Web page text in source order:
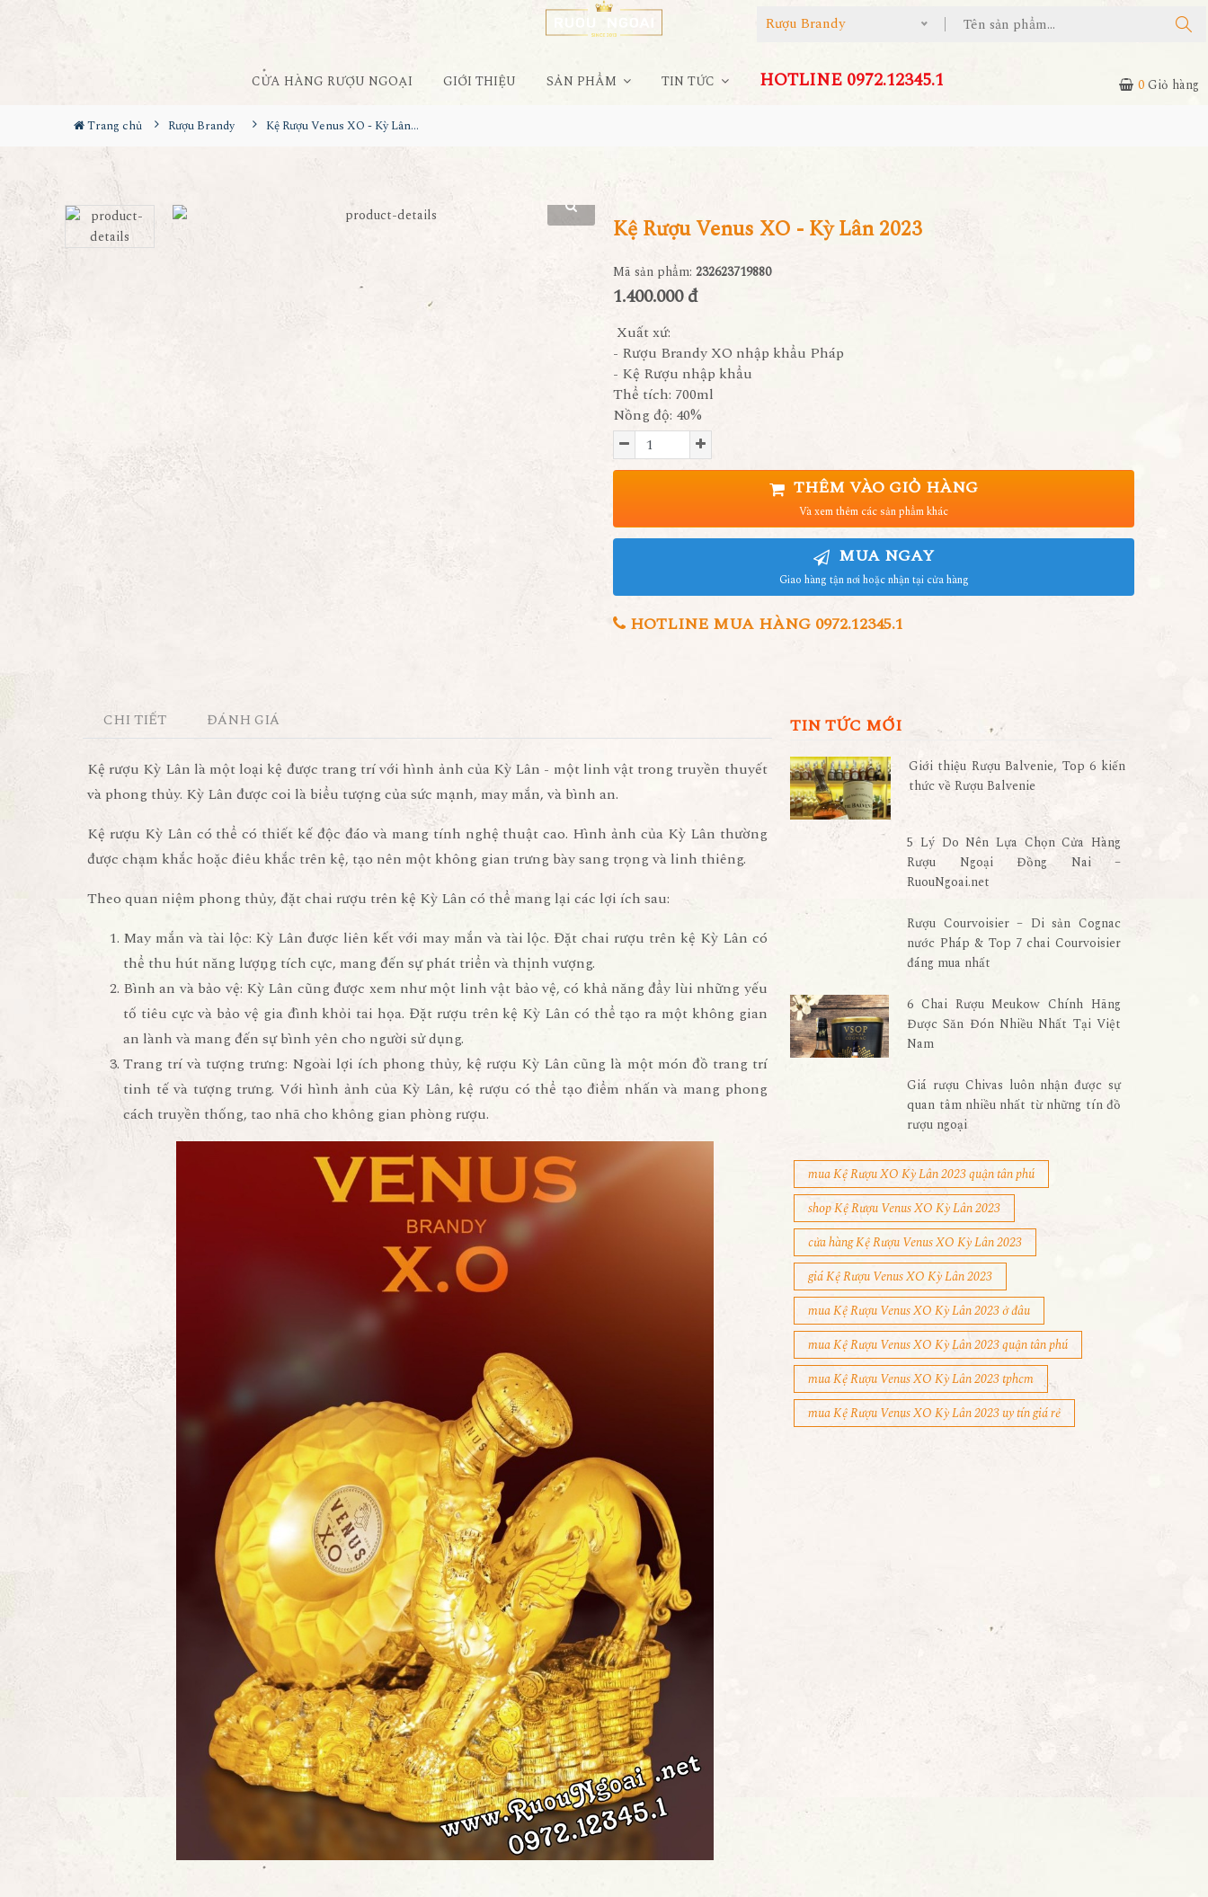
Rượu Brandy
CỬA HÀNG RƯỢU NGOẠI GIỚI THIỆU SẢN PHẨM TIN TỨC HOTLINE 0972.12345.1 0Giỏ hàng
Trang chủ Rượu Brandy Kệ Rượu Venus XO - Kỳ Lân 2023
Kệ Rượu Venus XO - Kỳ Lân 2023
Mã sản phẩm: 232623719880
1.400.000 đ
Xuất xứ:
- Rượu Brandy XO nhập khẩu Pháp
- Kệ Rượu nhập khẩu
Thể tích: 700ml
Nồng độ: 40%
THÊM VÀO GIỎ HÀNG
Và xem thêm các sản phẩm khác
MUA NGAY
Giao hàng tận nơi hoặc nhận tại cửa hàng
HOTLINE MUA HÀNG 0972.12345.1
CHI TIẾT ĐÁNH GIÁ
Kệ rượu Kỳ Lân là một loại kệ được trang trí với hình ảnh của Kỳ Lân - một linh vật trong truyền thuyết
và phong thủy. Kỳ Lân được coi là biểu tượng của sức mạnh, may mắn, và bình an.
Kệ rượu Kỳ Lân có thể có thiết kế độc đáo và mang tính nghệ thuật cao. Hình ảnh của Kỳ Lân thường
được chạm khắc hoặc điêu khắc trên kệ, tạo nên một không gian trưng bày sang trọng và linh thiêng.
Theo quan niệm phong thủy, đặt chai rượu trên kệ Kỳ Lân có thể mang lại các lợi ích sau:
May mắn và tài lộc: Kỳ Lân được liên kết với may mắn và tài lộc. Đặt chai rượu trên kệ Kỳ Lân có
thể thu hút năng lượng tích cực, mang đến sự phát triển và thịnh vượng.
Bình an và bảo vệ: Kỳ Lân cũng được xem như một linh vật bảo vệ, có khả năng đẩy lùi những yếu
tố tiêu cực và bảo vệ gia đình khỏi tai họa. Đặt rượu trên kệ Kỳ Lân có thể tạo ra một không gian
an lành và mang đến sự bình yên cho người sử dụng.
Trang trí và tượng trưng: Ngoài lợi ích phong thủy, kệ rượu Kỳ Lân cũng là một món đồ trang trí
tinh tế và tượng trưng. Với hình ảnh của Kỳ Lân, kệ rượu có thể tạo điểm nhấn và mang phong
cách truyền thống, tao nhã cho không gian phòng rượu.
TIN TỨC MỚI
Giới thiệu Rượu Balvenie, Top 6 kiến
thức về Rượu Balvenie
5 Lý Do Nên Lựa Chọn Cửa Hàng
Rượu Ngoại Đồng Nai –
RuouNgoai.net
Rượu Courvoisier – Di sản Cognac
nước Pháp & Top 7 chai Courvoisier
đáng mua nhất
6 Chai Rượu Meukow Chính Hãng
Được Săn Đón Nhiều Nhất Tại Việt
Nam
Giá rượu Chivas luôn nhận được sự
quan tâm nhiều nhất từ những tín đồ
rượu ngoại
mua Kệ Rượu XO Kỳ Lân 2023 quận tân phú
shop Kệ Rượu Venus XO Kỳ Lân 2023
cửa hàng Kệ Rượu Venus XO Kỳ Lân 2023
giá Kệ Rượu Venus XO Kỳ Lân 2023
mua Kệ Rượu Venus XO Kỳ Lân 2023 ở đâu
mua Kệ Rượu Venus XO Kỳ Lân 2023 quận tân phú
mua Kệ Rượu Venus XO Kỳ Lân 2023 tphcm
mua Kệ Rượu Venus XO Kỳ Lân 2023 uy tín giá rẻ